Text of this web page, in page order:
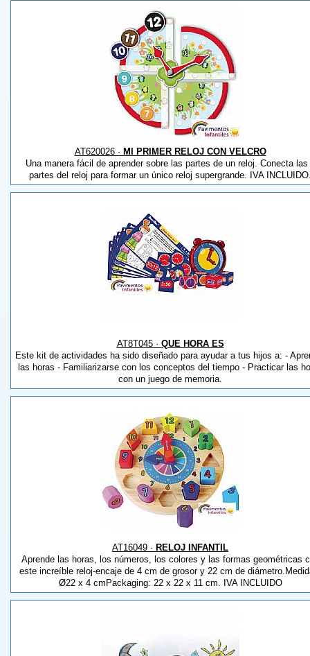
AT620026 · MI PRIMER RELOJ CON VELCRO
Una manera fácil de aprender sobre las partes de un reloj. Conecta las
partes del reloj para formar un único reloj supergrande. IVA
AT8T045 · QUE HORA ES
Este kit de actividades ha sido diseñado para ayudar a tus hijos a: -
las horas - Familiarizarse con los conceptos del tiempo - Practicar las
con un juego de memoria.
AT16049 · RELOJ INFANTIL
Aprende las horas, los números, los colores y las formas geométricas
este increíble reloj-encaje de 4 cm de grosor y 22 cm de
Ø22 x 4 cmPackaging: 22 x 22 x 11 cm. IVA INCLUIDO